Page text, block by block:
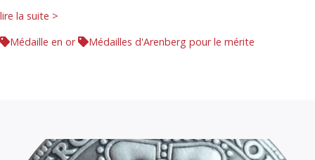
lire la suite >
Médaille en or
Médailles d'Arenberg pour le mérite